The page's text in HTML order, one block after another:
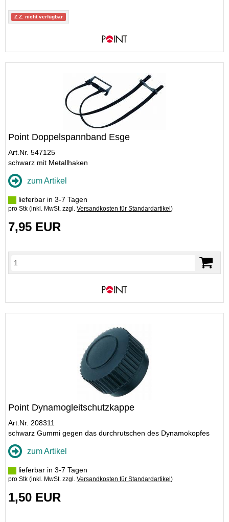
Z.Z. nicht verfügbar
Point Doppelspannband Esge
Art.Nr. 547125
schwarz mit Metallhaken
zum Artikel
lieferbar in 3-7 Tagen
pro Stk (inkl. MwSt. zzgl. Versandkosten für Standardartikel )
7,95 EUR
Point Dynamogleitschutzkappe
Art.Nr. 208311
schwarz Gummi gegen das durchrutschen des Dynamokopfes
zum Artikel
lieferbar in 3-7 Tagen
pro Stk (inkl. MwSt. zzgl. Versandkosten für Standardartikel )
1,50 EUR